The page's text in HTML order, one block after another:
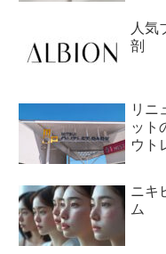
人気
剖
リニ
ット
ウト
ニキ
ム